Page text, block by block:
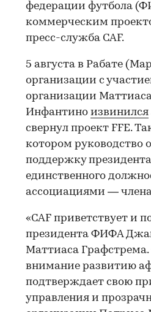
федерации футбола
коммерческим
пресс-служба СAF.
5 августа в Рабате
организации с
организации
Инфантино извинился
свернул проект FFE.
котором руководство
поддержку
единственного
ассоциациями —
«CAF приветствует и
президента ФИФА
Маттиаса Графстрема.
внимание развитию
подтверждает свою
управления и